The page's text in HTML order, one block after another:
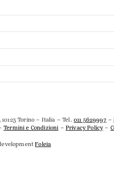
Torino – Italia – Tel. 011 5629997–
Termini e Condizioni – Privacy Policy –
Foleia